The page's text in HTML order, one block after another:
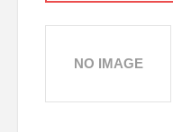
NO IMAGE